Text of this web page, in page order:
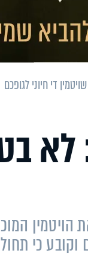
די חיוני לגופכם
הויטמין
כי